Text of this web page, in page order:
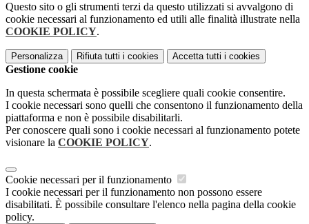
Questo sito o gli strumenti terzi da questo utilizzati si avvalgono di
cookie necessari al funzionamento ed utili alle finalità illustrate nella
COOKIE POLICY.
Personalizza Rifiuta tutti i cookies Accetta tutti i cookies
Gestione cookie
In questa schermata è possibile scegliere quali cookie consentire.
I cookie necessari sono quelli che consentono il funzionamento della
piattaforma e non è possibile disabilitarli.
Per conoscere quali sono i cookie necessari al funzionamento potete
visionare la COOKIE POLICY.
Cookie necessari per il funzionamento
I cookie necessari per il funzionamento non possono essere
disabilitati. È possibile consultare l'elenco nella pagina della cookie
policy.